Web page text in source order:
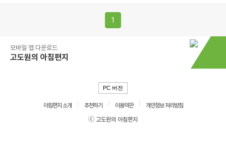
1
모바일 앱 다운로드
고도원의 아침편지
PC 버전
아침편지 소개 추천하기 이용약관
개인정보 처리방침
ⓒ 고도원의 아침편지